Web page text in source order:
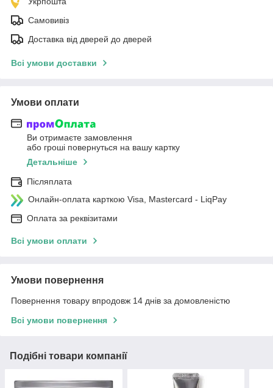
Самовивіз
Доставка від дверей до дверей
Всі умови доставки
Умови оплати
Ви отримаєте замовлення
або гроші повернуться на вашу картку
Детальніше
Післяплата
Онлайн-оплата карткою Visa, Mastercard - LiqPay
Оплата за реквізитами
Всі умови оплати
Умови повернення
Повернення товару впродовж 14 днів за домовленістю
Всі умови повернення
Подібні товари компанії